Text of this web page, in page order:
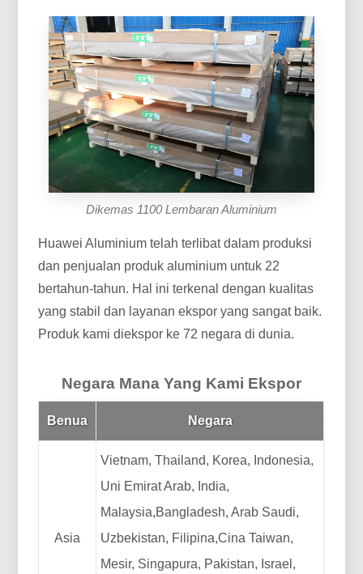
Dikemas 1100 Lembaran Aluminium
Huawei Aluminium telah terlibat dalam produksi
dan penjualan produk aluminium untuk 22
bertahun-tahun. Hal ini terkenal dengan kualitas
yang stabil dan layanan ekspor yang sangat baik.
Produk kami diekspor ke 72 negara di dunia.
Negara Mana Yang Kami Ekspor
Benua Negara
Asia
Vietnam, Thailand, Korea, Indonesia,
Uni Emirat Arab, India,
Malaysia,Bangladesh, Arab Saudi,
Uzbekistan, Filipina,Cina Taiwan,
Mesir, Singapura, Pakistan, Israel,